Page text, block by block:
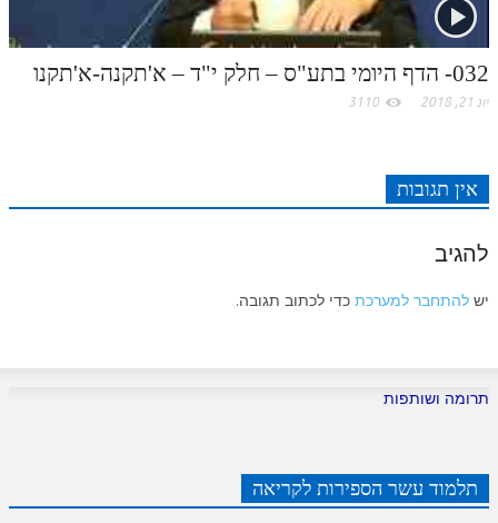
032- הדף היומי בתע"ס – חלק י"ד – א'תקנה-א'תקנו
יונ 21, 2018 3110
אין תגובות
להגיב
יש להתחבר למערכת כדי לכתוב תגובה.
תרומה ושותפות
תלמוד עשר הספירות לקריאה